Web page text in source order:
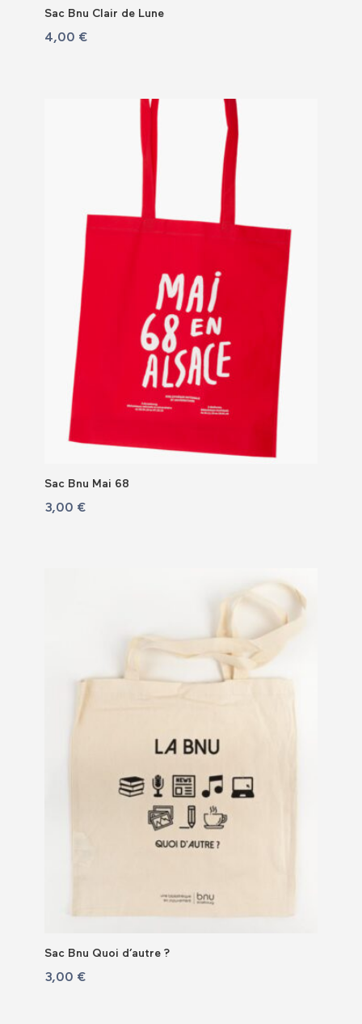
Sac Bnu Clair de Lune
4,00 €
Sac Bnu Mai 68
3,00 €
Sac Bnu Quoi d’autre ?
3,00 €